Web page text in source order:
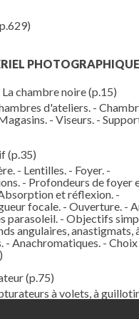
PHOTOGRAPHIQUE
chambre noire(p.15)
d'ateliers. -
- Viseurs. -
(p.35)
- Lentilles. - Foyer. -
- Profondeurs de foyer
et réflexion. -
focale. - Ouverture. -
parasoleil. - Objectifs
angulaires, anastigmats,
- Anachromatiques. -
(p.75)
à volets, à